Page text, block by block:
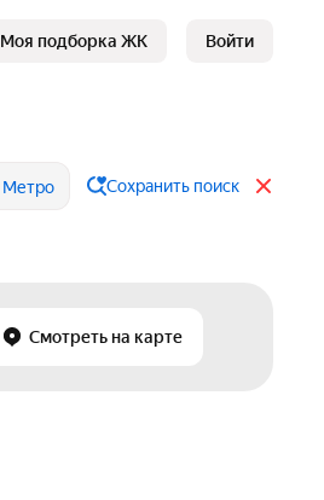
Моя подборка ЖК Войти
Метро Сохранить поиск
Смотреть на карте